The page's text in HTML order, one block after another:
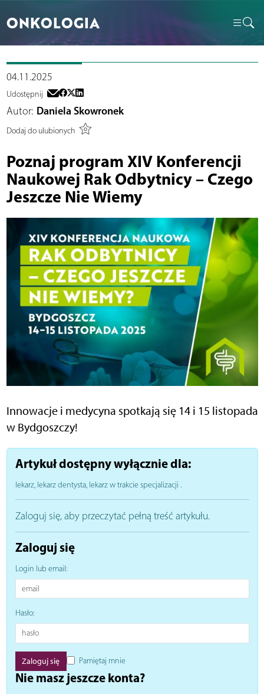
ONKOLOGIA
04.11.2025
Udostępnij
Autor: Daniela Skowronek
Dodaj do ulubionych
Poznaj program XIV Konferencji
Naukowej Rak Odbytnicy – Czego
Jeszcze Nie Wiemy
Innowacje i medycyna spotkają się 14 i 15 listopada
w Bydgoszczy!
Artykuł dostępny wyłącznie dla:
lekarz, lekarz dentysta, lekarz w trakcie specjalizacji .
Zaloguj się, aby przeczytać pełną treść artykułu.
Zaloguj się
Login lub email:
Hasło:
Pamiętaj mnie
Nie masz jeszcze konta?